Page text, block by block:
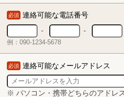
必須 連絡可能な電話番号
-
-
例：090-1234-5678
必須 連絡可能なメールアドレス
※ パソコン・携帯どちらのアドレ